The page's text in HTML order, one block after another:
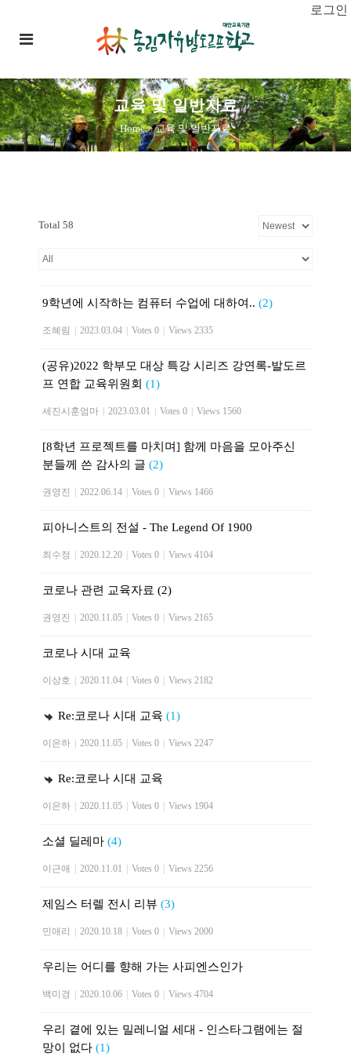
로그인
교육 및 일반자료
Home>교육 및 일반자료
Total 58
9학년에 시작하는 컴퓨터 수업에 대하여.. (2)
조혜림 2023.03.04 Votes 0 Views 2335
(공유)2022 학부모 대상 특강 시리즈 강연록-발도르
프 연합 교육위원회 (1)
세진시훈엄마 2023.03.01 Votes 0 Views 1560
[8학년 프로젝트를 마치며] 함께 마음을 모아주신
분들께 쓴 감사의 글 (2)
권영진 2022.06.14 Votes 0 Views 1466
피아니스트의 전설 - The Legend Of 1900
최수정 2020.12.20 Votes 0 Views 4104
코로나 관련 교육자료 (2)
권영진 2020.11.05 Votes 0 Views 2165
코로나 시대 교육
이상호 2020.11.04 Votes 0 Views 2182
Re:코로나 시대 교육 (1)
이은하 2020.11.05 Votes 0 Views 2247
Re:코로나 시대 교육
이은하 2020.11.05 Votes 0 Views 1904
소셜 딜레마 (4)
이근애 2020.11.01 Votes 0 Views 2256
제임스 터렐 전시 리뷰 (3)
민애리 2020.10.18 Votes 0 Views 2000
우리는 어디를 향해 가는 사피엔스인가
백미경 2020.10.06 Votes 0 Views 4704
우리 곁에 있는 밀레니얼 세대 - 인스타그램에는 절
망이 없다 (1)